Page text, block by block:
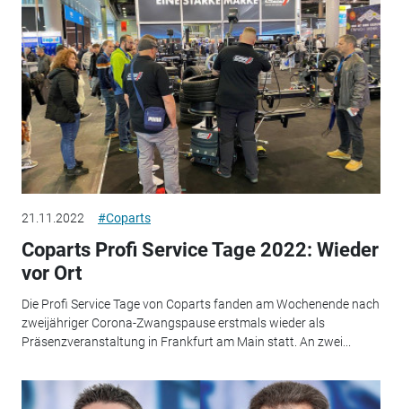
21.11.2022 #Coparts
Coparts Profi Service Tage 2022: Wieder
vor Ort
Die Profi Service Tage von Coparts fanden am Wochenende nach
zweijähriger Corona-Zwangspause erstmals wieder als
Präsenzveranstaltung in Frankfurt am Main statt. An zwei...